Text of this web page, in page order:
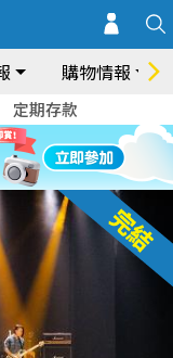
購物情報
定期存款